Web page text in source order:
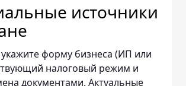
источники
форму бизнеса (ИП или
налоговый режим и
документами. Актуальные